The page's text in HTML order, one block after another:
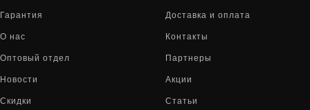
Гарантия Доставка и оплата
О нас Контакты
Оптовый отдел Партнеры
Новости Акции
Скидки Статьи